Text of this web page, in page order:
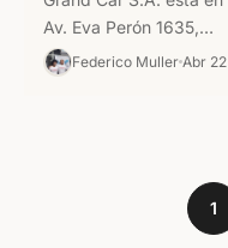
Av. Eva Perón 1635,
Concordia, Entre Ríos.
Federico Muller Abr 22
1